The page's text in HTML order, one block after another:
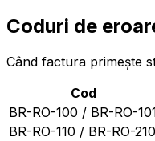
Coduri de
Când factura primește
Cod
BR-RO-100 / BR-RO-
BR-RO-110 / BR-RO-210